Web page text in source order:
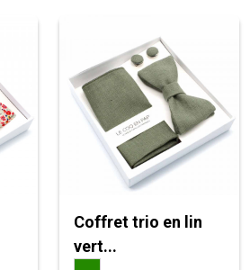
Coffret trio en lin
vert...